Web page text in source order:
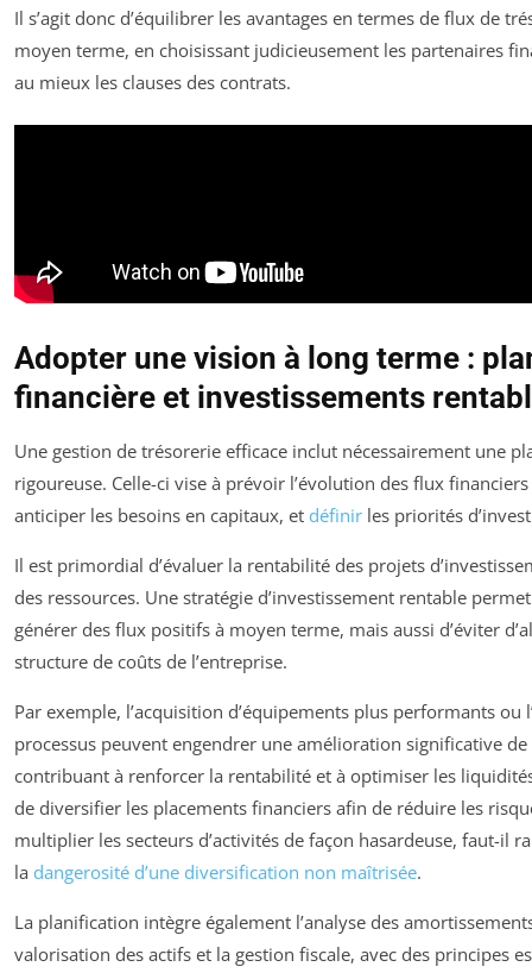
Il s’agit donc d’équilibrer les avantages en termes de flux de
moyen terme, en choisissant judicieusement les partenaires
au mieux les clauses des contrats.
Adopter une vision à long terme :
financière et investissements
Une gestion de trésorerie efficace inclut nécessairement une
rigoureuse. Celle-ci vise à prévoir l’évolution des flux
anticiper les besoins en capitaux, et définir les priorités
Il est primordial d’évaluer la rentabilité des projets
des ressources. Une stratégie d’investissement rentable
générer des flux positifs à moyen terme, mais aussi d’éviter
structure de coûts de l’entreprise.
Par exemple, l’acquisition d’équipements plus performants ou
processus peuvent engendrer une amélioration significative
contribuant à renforcer la rentabilité et à optimiser les
de diversifier les placements financiers afin de réduire les
multiplier les secteurs d’activités de façon hasardeuse, faut-il
la dangerosité d’une diversification non maîtrisée.
La planification intègre également l’analyse des
valorisation des actifs et la gestion fiscale, avec des principes